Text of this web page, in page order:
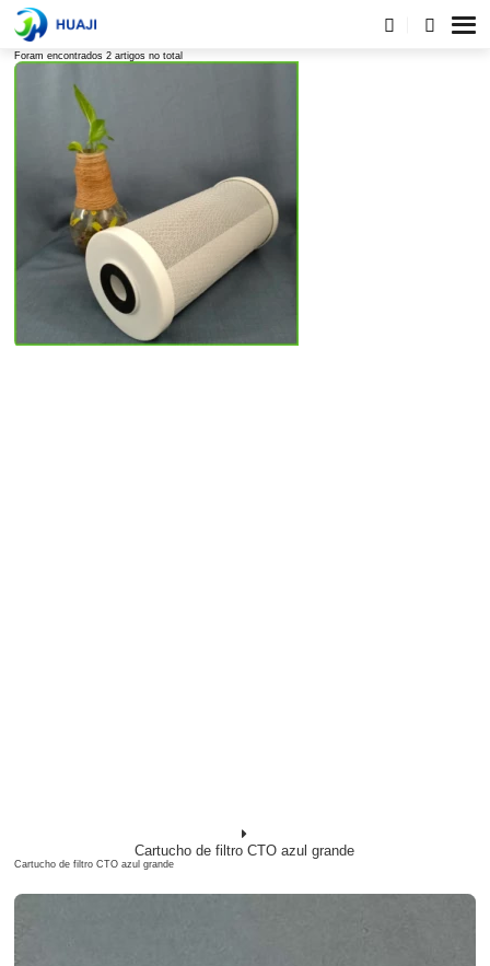
Lista de tags
Foram encontrados 2 artigos no total
Cartucho de filtro CTO azul grande
Cartucho de filtro CTO azul grande